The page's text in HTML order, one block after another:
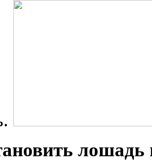
лошадь